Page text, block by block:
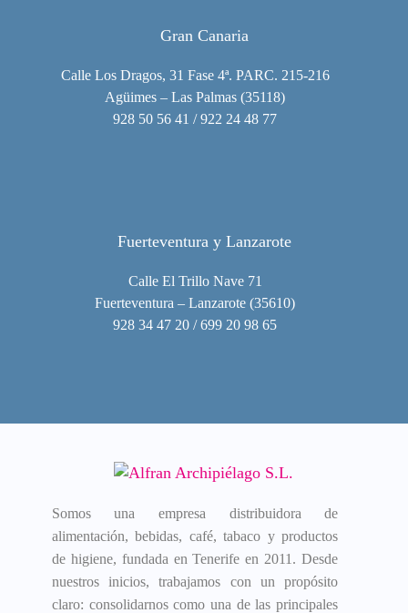
Gran Canaria
Calle Los Dragos, 31 Fase 4ª. PARC. 215-216
Agüimes – Las Palmas (35118)
928 50 56 41 / 922 24 48 77
Fuerteventura y Lanzarote
Calle El Trillo Nave 71
Fuerteventura – Lanzarote (35610)
928 34 47 20 / 699 20 98 65
Somos una empresa distribuidora de
alimentación, bebidas, café, tabaco y productos
de higiene, fundada en Tenerife en 2011. Desde
nuestros inicios, trabajamos con un propósito
claro: consolidarnos como una de las principales